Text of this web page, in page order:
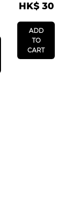
HK$ 30
ADD
TO
CART